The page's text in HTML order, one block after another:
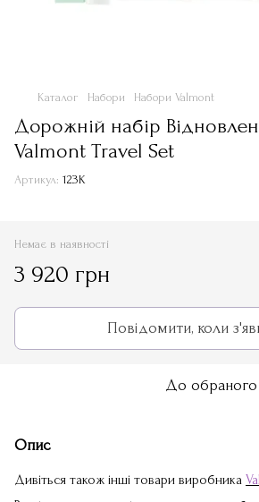
Каталог Набори Набори Valmont
Дорожній набір
Valmont Travel Set
Артикул: 123K
Немає в наявності
3 920 грн
Повідомити, коли
До обраного
Опис
Дивіться також інші товари виробника